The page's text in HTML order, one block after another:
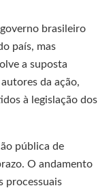
brasileiro
país, mas
a suposta
da ação,
à legislação dos
pública de
O andamento
processuais